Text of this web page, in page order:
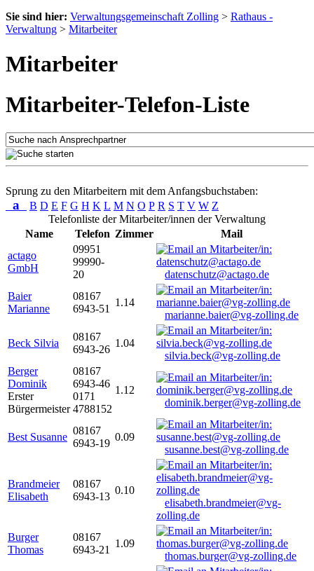
Sie sind hier: Verwaltungsgemeinschaft Zolling > Rathaus -
Verwaltung > Mitarbeiter
Mitarbeiter
Mitarbeiter-Telefon-Liste
Sprung zu den Mitarbeitern mit dem Anfangsbuchstaben:
a B D E F G H K L M N O P R S T V W Z
Telefonliste der Mitarbeiter/innen der Verwaltung
Name
Telefon Zimmer
Mail
actago
GmbH
09951
99990-
20
datenschutz@actago.de
Baier
Marianne
08167
6943-51
1.14
marianne.baier@vg-zolling.de
Beck Silvia
08167
6943-26
1.04
silvia.beck@vg-zolling.de
Berger
Dominik
Erster
Bürgermeister
08167
6943-46
0171
4788152
1.12
dominik.berger@vg-zolling.de
Best Susanne
08167
6943-19
0.09
susanne.best@vg-zolling.de
Brandmeier
Elisabeth
08167
6943-13
0.10
elisabeth.brandmeier@vg-
zolling.de
Burger
Thomas
08167
6943-21
1.09
thomas.burger@vg-zolling.de